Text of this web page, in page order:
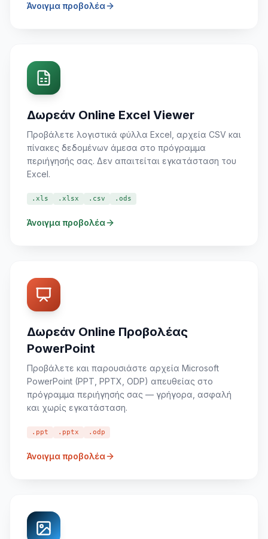
Άνοιγμα προβολέα
Δωρεάν Online Excel Viewer
Προβάλετε λογιστικά φύλλα Excel, αρχεία CSV και
πίνακες δεδομένων άμεσα στο πρόγραμμα
περιήγησής σας. Δεν απαιτείται εγκατάσταση του
Excel.
.xls .xlsx .csv .ods
Άνοιγμα προβολέα
Δωρεάν Online Προβολέας
PowerPoint
Προβάλετε και παρουσιάστε αρχεία Microsoft
PowerPoint (PPT, PPTX, ODP) απευθείας στο
πρόγραμμα περιήγησής σας — γρήγορα, ασφαλή
και χωρίς εγκατάσταση.
.ppt .pptx .odp
Άνοιγμα προβολέα